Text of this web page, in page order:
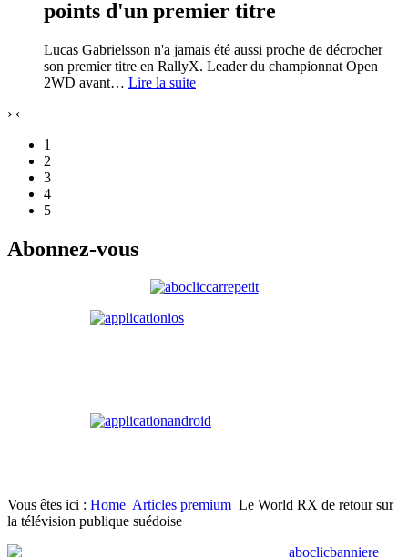
points d'un premier titre
Lucas Gabrielsson n'a jamais été aussi proche de décrocher
son premier titre en RallyX. Leader du championnat Open
2WD avant… Lire la suite
› ‹
1
2
3
4
5
Abonnez-vous
Vous êtes ici : Home Articles premium Le World RX de retour sur
la télévision publique suédoise